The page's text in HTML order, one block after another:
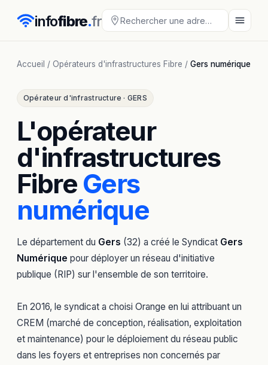
infofibre.fr
Accueil / Opérateurs d'infrastructures Fibre / Gers numérique
Opérateur d'infrastructure · GERS
L'opérateur
d'infrastructures
Fibre Gers
numérique
Le département du Gers (32) a créé le Syndicat Gers
Numérique pour déployer un réseau d'initiative
publique (RIP) sur l'ensemble de son territoire.
En 2016, le syndicat a choisi Orange en lui attribuant un
CREM (marché de conception, réalisation, exploitation
et maintenance) pour le déploiement du réseau public
dans les foyers et entreprises non concernés par